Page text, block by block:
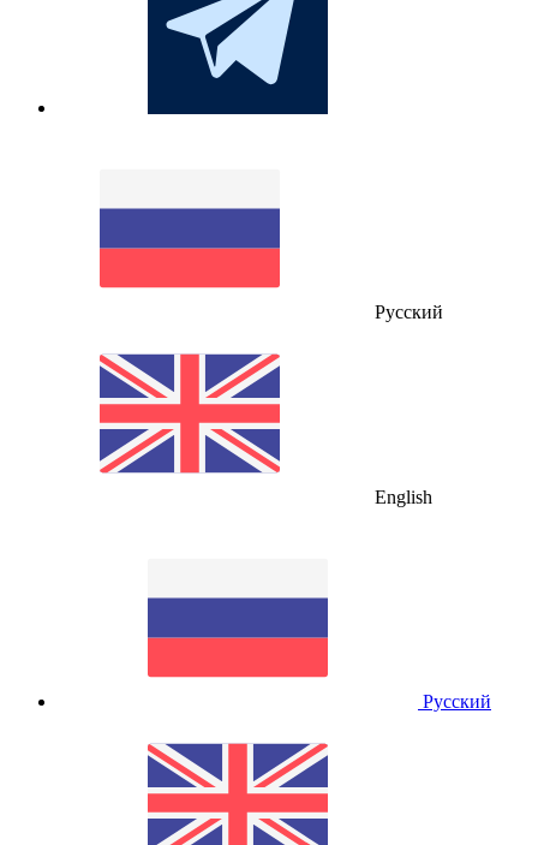
Русский
English
Русский